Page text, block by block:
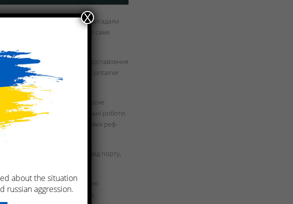
воєнного часу! Ні, ми не вигадали
Тож чому варто обрати саме
Найпопулярнішим способом доставлення
Load) та LCL (Less Than Container
контейнерів. Це гарантує якісне
вантажно-розвантажувальні роботи.
режиму, у 40-ка футових реф-
до місця призначення.
наземного доставлення до/від порту,
зроблять наші фахівці.
через блокування росією
Польщу, Литву, Словенію,
about the situation
russian aggression.
X